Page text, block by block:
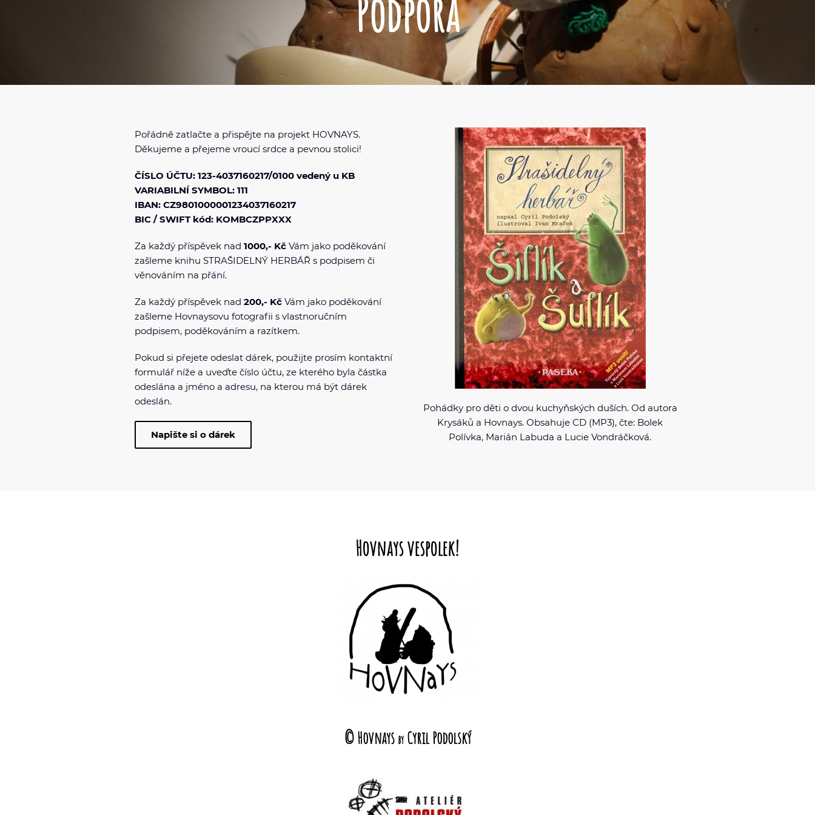
Podpora
Pořádně zatlačte a přispějte na projekt HOVNAYS.
Děkujeme a přejeme vroucí srdce a pevnou stolici!
ČÍSLO ÚČTU: 123-4037160217/0100 vedený u KB
VARIABILNÍ SYMBOL: 111
IBAN: CZ9801000001234037160217
BIC / SWIFT kód: KOMBCZPPXXX
Za každý příspěvek nad 1000,- Kč Vám jako poděkování
zašleme knihu STRAŠIDELNÝ HERBÁŘ s podpisem či
věnováním na přání.
Za každý příspěvek nad 200,- Kč Vám jako poděkování
zašleme Hovnaysovu fotografii s vlastnoručním
podpisem, poděkováním a razítkem.
Pokud si přejete odeslat dárek, použijte prosím kontaktní
formulář níže a uveďte číslo účtu, ze kterého byla částka
odeslána a jméno a adresu, na kterou má být dárek
odeslán.
Napište si o dárek
Pohádky pro děti o dvou kuchyňských duších. Od autora
Krysáků a Hovnays. Obsahuje CD (MP3), čte: Bolek
Polívka, Marián Labuda a Lucie Vondráčková.
Hovnays vespolek!
© Hovnays byCyril Podolský